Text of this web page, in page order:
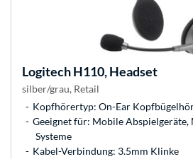
LogitechH110, Headset
silber/grau, Retail
Kopfhörertyp: On-Ear
Geeignet für: Mobile Abspielgeräte,
Systeme
Kabel-Verbindung: 3.5mm Klinke